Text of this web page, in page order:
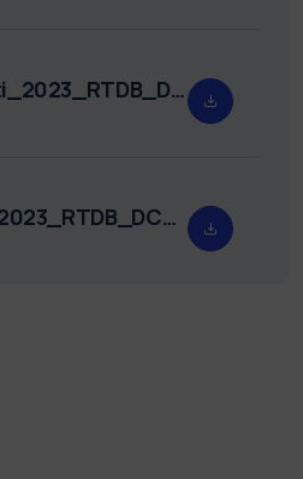
Approvazione_Atti_2023_RTDB_DCMC_1.pdf
Relazione_finale_2023_RTDB_DCMC_1_submitted.pdf